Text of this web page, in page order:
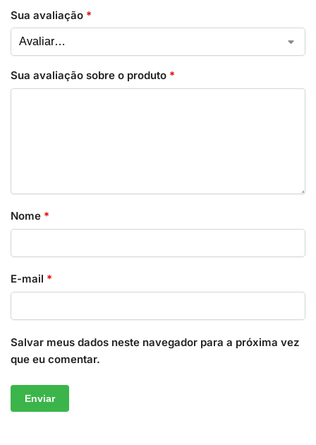
Sua avaliação *
Sua avaliação sobre o produto *
Nome *
E-mail *
Salvar meus dados neste navegador para a próxima vez
que eu comentar.